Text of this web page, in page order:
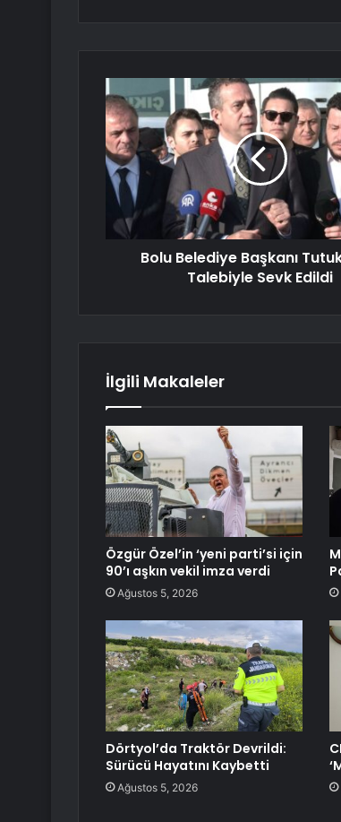
Bolu Belediye Başkanı
Talebiyle Sevk Edildi
İlgili Makaleler
Özgür Özel’in ‘yeni parti’si için
90’ı aşkın vekil imza verdi
Ağustos 5, 2026
Dörtyol’da Traktör Devrildi:
Sürücü Hayatını Kaybetti
Ağustos 5, 2026